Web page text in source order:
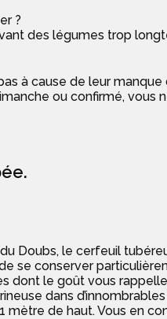
?
des légumes trop
à cause de leur
ou confirmé,
Doubs, le cerfeuil
se conserver
le goût vous
dans
de haut. Vous en